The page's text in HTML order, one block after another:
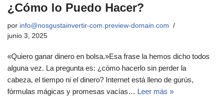
¿Cómo lo Puedo Hacer?
por info@nosgustainvertir-com.preview-domain.com
junio 3, 2025
«Quiero ganar dinero en bolsa.»Esa frase la hemos dicho todos
alguna vez. La pregunta es: ¿cómo hacerlo sin perder la
cabeza, el tiempo ni el dinero? Internet está lleno de gurús,
fórmulas mágicas y promesas vacías… Leer más »